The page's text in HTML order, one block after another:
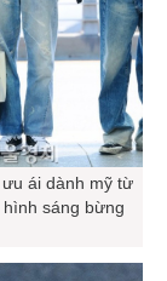
ái dành mỹ từ
sáng bừng